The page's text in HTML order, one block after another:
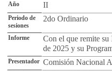
Año II
Periodo de
sesiones
2do Ordinario
Informe
Con el que remite
de 2025 y su
Presentador Comisión Nacional